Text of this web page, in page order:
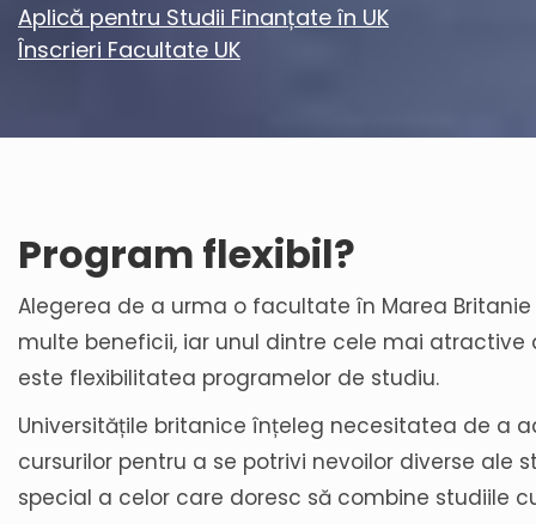
Aplică pentru Studii Finanțate în UK
Înscrieri Facultate UK
Program flexibil?
Alegerea de a urma o facultate în Marea
multe beneficii, iar unul dintre cele mai atractive
este flexibilitatea programelor de studiu.
Universitățile britanice înțeleg necesitatea de a
cursurilor pentru a se potrivi nevoilor diverse ale
special a celor care doresc să combine studiile